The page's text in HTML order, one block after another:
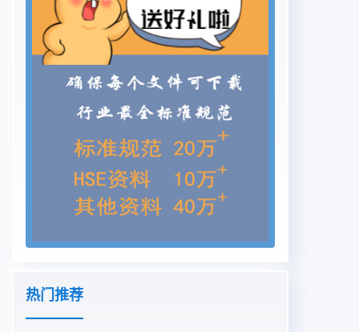
对CSP气化Coal Chemical Industry Branch
Company,Shenghua Ningxia Coal Industry
Group, Lingwu 750411, China)技术的研究,得出影
响煤粉输送的主要因素及优化措施Abstract: To
realize the steady dense phase conveying of
GSP gasificationtechnology in industrial
application, the factors affecting pulverized
co1GSP煤粉密相输送系统简介steady conveying
were studied such as the volume of lock hopper
andGSP干煤粉密相输送系统主要包括煤仓、煤仓过
feeding tank valve of lock hopper, mixer, pipe
line of pulverized coal滤器、锁斗、泄压过滤器、
煤粉输送系统工艺流程如图1所示。原added in the
loose gas pipe. Purge gas is set in the discharge
热门推荐